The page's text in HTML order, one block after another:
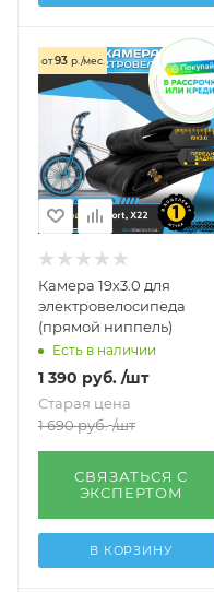
от93 р./мес.
Камера 19х3.0 для
электровелосипеда
(прямой ниппель)
Есть в наличии
1 390 руб. /шт
Старая цена
1 690руб. /шт
СВЯЗАТЬСЯ С
ЭКСПЕРТОМ
В КОРЗИНУ